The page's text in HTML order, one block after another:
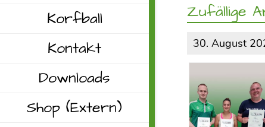
Korfball
Kontakt
Downloads
Shop (Extern)
Zufällige
30. August